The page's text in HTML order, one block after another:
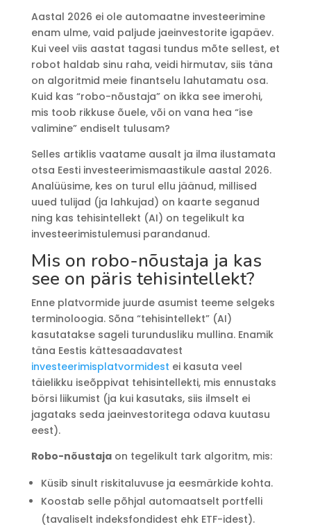
Aastal 2026 ei ole automaatne investeerimine
enam ulme, vaid paljude jaeinvestorite igapäev.
Kui veel viis aastat tagasi tundus mõte sellest, et
robot haldab sinu raha, veidi hirmutav, siis täna
on algoritmid meie finantselu lahutamatu osa.
Kuid kas “robo-nõustaja” on ikka see imerohi,
mis toob rikkuse õuele, või on vana hea “ise
valimine” endiselt tulusam?
Selles artiklis vaatame ausalt ja ilma ilustamata
otsa Eesti investeerimismaastikule aastal 2026.
Analüüsime, kes on turul ellu jäänud, millised
uued tulijad (ja lahkujad) on kaarte seganud
ning kas tehisintellekt (AI) on tegelikult ka
investeerimistulemusi parandanud.
Mis on robo-nõustaja ja kas
see on päris tehisintellekt?
Enne platvormide juurde asumist teeme selgeks
terminoloogia. Sõna “tehisintellekt” (AI)
kasutatakse sageli turundusliku mullina. Enamik
täna Eestis kättesaadavatest
investeerimisplatvormidest ei kasuta veel
täielikku iseõppivat tehisintellekti, mis ennustaks
börsi liikumist (ja kui kasutaks, siis ilmselt ei
jagataks seda jaeinvestoritega odava kuutasu
eest).
Robo-nõustajaon tegelikult tark algoritm, mis:
Küsib sinult riskitaluvuse ja eesmärkide kohta.
Koostab selle põhjal automaatselt portfelli
(tavaliselt indeksfondidest ehk ETF-idest).